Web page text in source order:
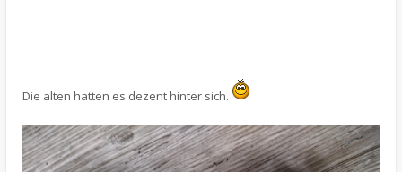
Die alten hatten es dezent hinter sich.